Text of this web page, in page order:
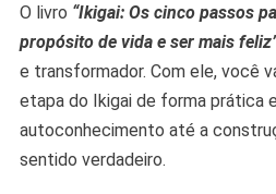
O livro “Ikigai: Os cinco passos
propósito de vida e ser mais
e transformador. Com ele, você
etapa do Ikigai de forma prática
autoconhecimento até a
sentido verdadeiro.